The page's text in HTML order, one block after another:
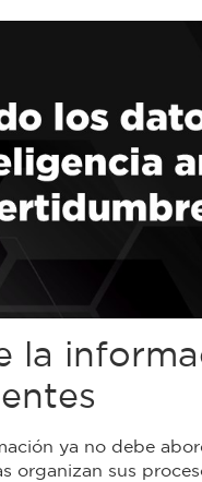
la
ya no debe
organizan sus